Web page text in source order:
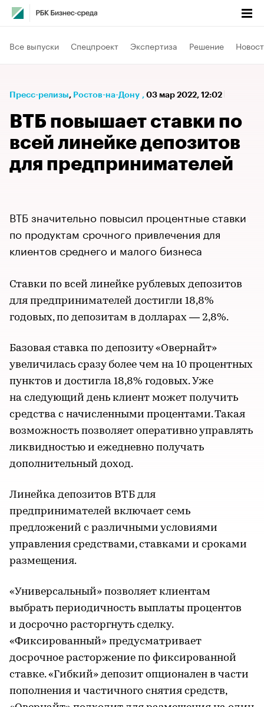
Все выпуски Спецпроект Экспертиза Решение
Пресс-релизы⁠, Ростов-на-Дону , 03 мар 2022, 12:02
ВТБ повышает ставки по
всей линейке депозитов
для предпринимателей
ВТБ значительно повысил процентные ставки
по продуктам срочного привлечения для
клиентов среднего и малого бизнеса
Ставки по всей линейке рублевых депозитов
для предпринимателей достигли 18,8%
годовых, по депозитам в долларах — 2,8%.
Базовая ставка по депозиту «Овернайт»
увеличилась сразу более чем на 10 процентных
пунктов и достигла 18,8% годовых. Уже
на следующий день клиент может получить
средства с начисленными процентами. Такая
возможность позволяет оперативно управлять
ликвидностью и ежедневно получать
дополнительный доход.
Линейка депозитов ВТБ для
предпринимателей включает семь
предложений c различными условиями
управления средствами, ставками и сроками
размещения.
«Универсальный» позволяет клиентам
выбрать периодичность выплаты процентов
и досрочно расторгнуть сделку.
«Фиксированный» предусматривает
досрочное расторжение по фиксированной
ставке. «Гибкий» депозит опционален в части
пополнения и частичного снятия средств,